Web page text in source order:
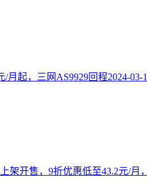
/月起，三网AS9929回程2024-03-
架开售，9折优惠低至43.2元/